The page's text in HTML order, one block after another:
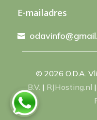
E-mailadres

© 2026 O.D.A.
B.V. | RJHosting.nl |